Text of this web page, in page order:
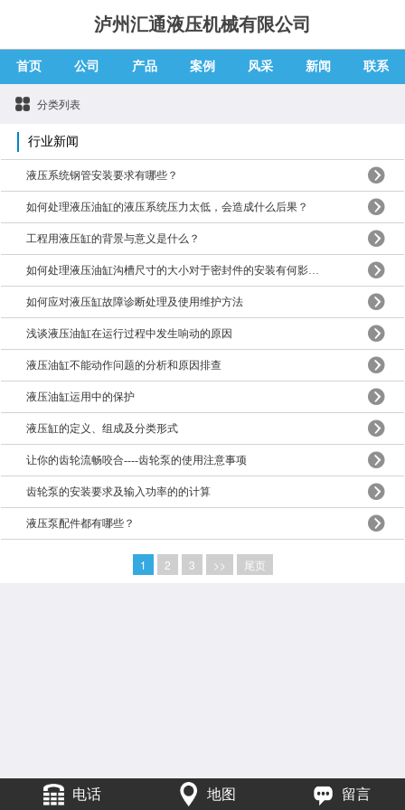
泸州汇通液压机械有限公司
首页 公司 产品 案例 风采 新闻 联系
分类列表
行业新闻
液压系统钢管安装要求有哪些？
如何处理液压油缸的液压系统压力太低，会造成什么后果？
工程用液压缸的背景与意义是什么？
如何处理液压油缸沟槽尺寸的大小对于密封件的安装有何影响？
如何应对液压缸故障诊断处理及使用维护方法
浅谈液压油缸在运行过程中发生响动的原因
液压油缸不能动作问题的分析和原因排查
液压油缸运用中的保护
液压缸的定义、组成及分类形式
让你的齿轮流畅咬合----齿轮泵的使用注意事项
齿轮泵的安装要求及输入功率的的计算
液压泵配件都有哪些？
1 2 3 >> 尾页
电话 地图 留言